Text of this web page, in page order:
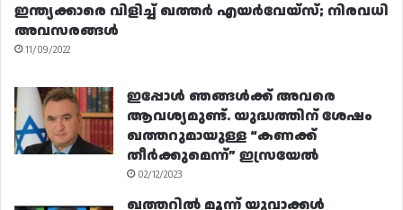
ഇന്ത്യക്കാരെ വിളിച്ച് ഖത്തർ എയർവേയ്‌സ്; നിരവധി
അവസരങ്ങൾ
11/09/2022
ഇപ്പോൾ ഞങ്ങൾക്ക് അവരെ
ആവശ്യമുണ്ട്. യുദ്ധത്തിന് ശേഷം
ഖത്തറുമായുള്ള “കണക്ക്
തീർക്കുമെന്ന്” ഇസ്രയേൽ
02/12/2023
ഖത്തറിൽ മൂന്ന് യുവാക്കൾ